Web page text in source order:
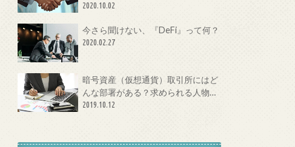
体とは？
2020.10.02
今さら聞けない、『DeFi』って何？
2020.02.27
暗号資産（仮想通貨）取引所にはど
んな部署がある？求められる人物像
は？
2019.10.12